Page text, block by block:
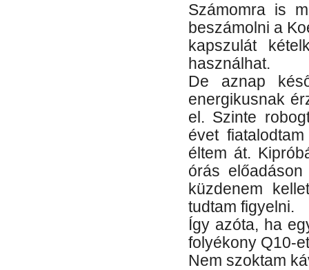
Számomra is
beszámolni a
kapszulát
használhat.
De aznap
energikusnak
el. Szinte
évet
éltem át.
órás
küzdenem
tudtam figyelni.
Így azóta, ha
folyékony Q10-
Nem szoktam